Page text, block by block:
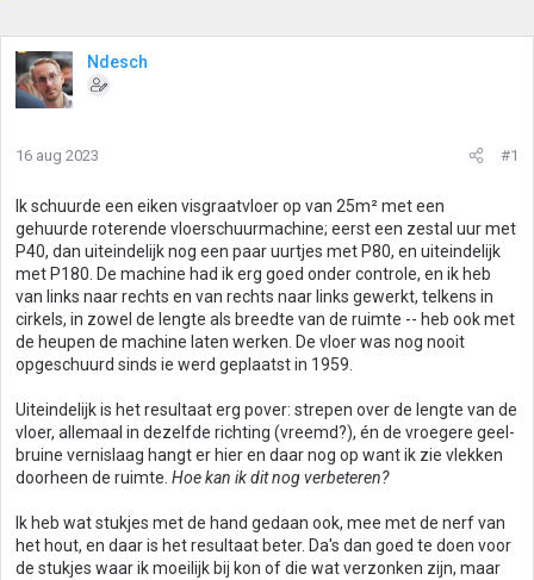
Ndesch
16 aug 2023 #1
Ik schuurde een eiken visgraatvloer op van 25m² met een
gehuurde roterende vloerschuurmachine; eerst een zestal uur met
P40, dan uiteindelijk nog een paar uurtjes met P80, en uiteindelijk
met P180. De machine had ik erg goed onder controle, en ik heb
van links naar rechts en van rechts naar links gewerkt, telkens in
cirkels, in zowel de lengte als breedte van de ruimte -- heb ook met
de heupen de machine laten werken. De vloer was nog nooit
opgeschuurd sinds ie werd geplaatst in 1959.
Uiteindelijk is het resultaat erg pover: strepen over de lengte van de
vloer, allemaal in dezelfde richting (vreemd?), én de vroegere geel-
bruine vernislaag hangt er hier en daar nog op want ik zie vlekken
doorheen de ruimte. Hoe kan ik dit nog verbeteren?
Ik heb wat stukjes met de hand gedaan ook, mee met de nerf van
het hout, en daar is het resultaat beter. Da's dan goed te doen voor
de stukjes waar ik moeilijk bij kon of die wat verzonken zijn, maar